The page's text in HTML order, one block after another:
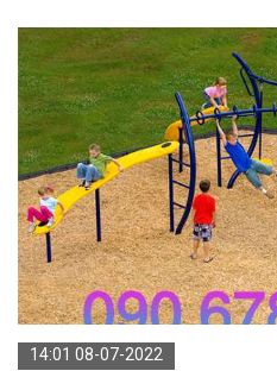
14:01 08-07-2022